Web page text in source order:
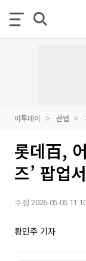
이투데이 산업
롯데百,
즈’ 팝업
수정 2026-05-05
황민주 기자